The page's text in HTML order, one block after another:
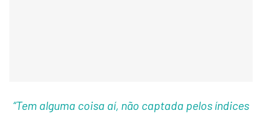
“Tem alguma coisa aí, não captada pelos índices